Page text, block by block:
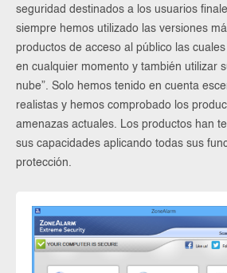
seguridad destinados a los usuarios
siempre hemos utilizado las versiones
productos de acceso al público las
en cualquier momento y también utilizar
nube”. Solo hemos tenido en cuenta
realistas y hemos comprobado los
amenazas actuales. Los productos han
sus capacidades aplicando todas sus
protección.